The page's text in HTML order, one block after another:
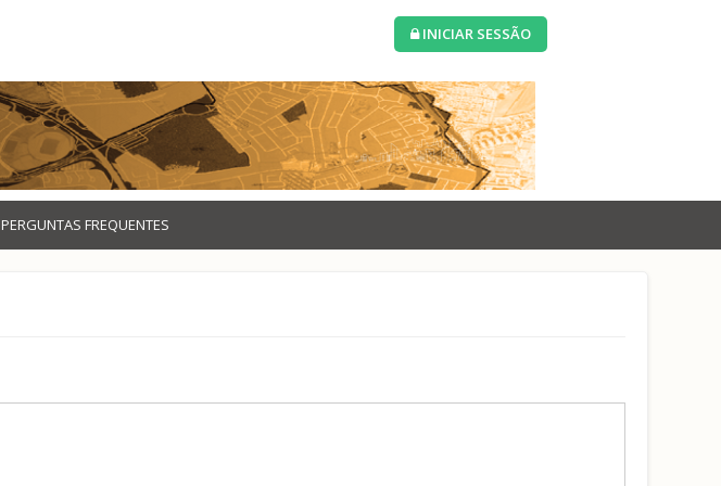
INICIAR SESSÃO
PERGUNTAS FREQUENTES